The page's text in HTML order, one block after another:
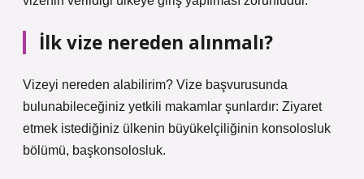
İlk vize nereden alınmalı?
Vizeyi nereden alabilirim? Vize başvurusunda
bulunabileceğiniz yetkili makamlar şunlardır: Ziyaret
etmek istediğiniz ülkenin büyükelçiliğinin konsolosluk
bölümü, başkonsolosluk.